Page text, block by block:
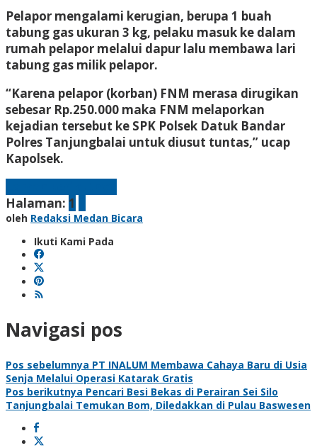
Pelapor mengalami kerugian, berupa 1 buah
tabung gas ukuran 3 kg, pelaku masuk ke dalam
rumah pelapor melalui dapur lalu membawa lari
tabung gas milik pelapor.
“Karena pelapor (korban) FNM merasa dirugikan
sebesar Rp.250.000 maka FNM melaporkan
kejadian tersebut ke SPK Polsek Datuk Bandar
Polres Tanjungbalai untuk diusut tuntas,” ucap
Kapolsek.
Halaman: 1
oleh Redaksi Medan Bicara
Ikuti Kami Pada
Navigasi pos
Pos sebelumnya PT INALUM Membawa Cahaya Baru di Usia
Senja Melalui Operasi Katarak Gratis
Pos berikutnya Pencari Besi Bekas di Perairan Sei Silo
Tanjungbalai Temukan Bom, Diledakkan di Pulau Baswesen